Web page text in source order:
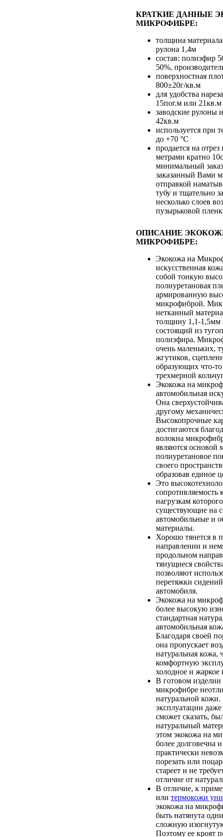
КРАТКИЕ ДАННЫЕ
МИКРОФИБРЕ:
толщина
рулона 1,4м
состав: полиэфир
50%,
поверхностная
800±20г/кв.м
для удобства
15пог.м или 21кв.м
заводские рулоны
42кв.м
используется при
до +70 °С
продается на
метрами кратно
минимальный
заказанный Вами
отправкой
тубу и тщательно
несколько слоев
пузырьковой
ОПИСАНИЕ
МИКРОФИБРЕ:
Экокожа на
искусственная
собой тонкую
полиуретановая
армированную
микрофиброй.
нетканный
толщину 1,1-1,5мм
состоящий из
полиэфира.
очень маленьких,
жгутиков,
образующих что-
трехмерной
Экокожа на
автомобильная
Она
другому
Высокопрочные
достигаются
волокна
являются основой
полиуретановое
своего
образовав единое
Это
сопротивляемость
нагрузкам
существующие на
автомобильные и
материалы.
Хорошо тянется в
направлении и
продольном
тянущиеся
позволяют
перетяжки
автомобиля.
Экокожа на
более высокую
стандартная
автомобильная
Благодаря своей
она пропускает
натуральная кожа,
комфортную
холодное и жаркое
В готовом изделии
микрофибре
натуральной кожи.
эксплуатации
сможет сказать,
натуральный
этом экокожа на
более долговечна
практически
порезать или
стареет и не
отличие от
В отличие, к
или термокожи
экокожа на
быть натянута
сложную
Поэтому ее кроят